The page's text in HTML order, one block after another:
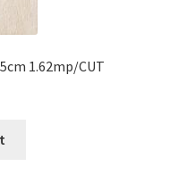
1.62mp/CUT